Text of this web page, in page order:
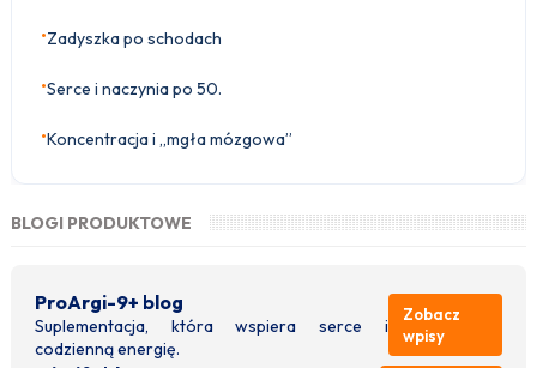
•Zadyszka po schodach
•Serce i naczynia po 50.
•Koncentracja i „mgła mózgowa”
BLOGI PRODUKTOWE
ProArgi-9+ blog
Suplementacja, która wspiera serce i
codzienną energię.
Zobacz
wpisy